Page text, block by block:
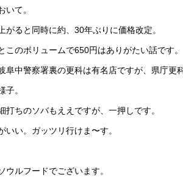
いて。
がると同時に約、30年ぶりに価格改定。
このボリュームで650円はありがたい話です。
阜中警察署裏の更科は有名店ですが、県庁更
子。
打ちのソバもええですが、一押しです。
いい。ガッツリ行けま〜す。
ウルフードでございます。